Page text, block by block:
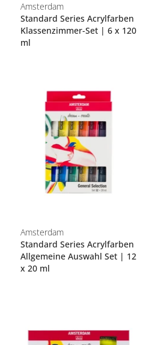
Amsterdam
Standard Series Acrylfarben
Klassenzimmer-Set | 6 x 120
ml
Amsterdam
Standard Series Acrylfarben
Allgemeine Auswahl Set | 12
x 20 ml